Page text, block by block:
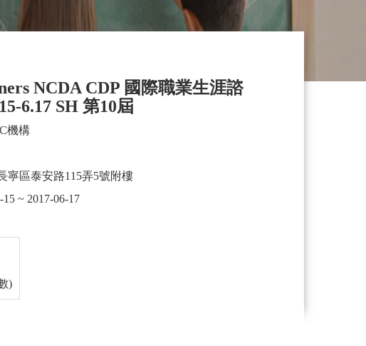
NCDA CDP 國際職業生涯諮
6.17 SH 第10屆
機構
寧區泰安路115弄5號附樓
15 ~ 2017-06-17
)